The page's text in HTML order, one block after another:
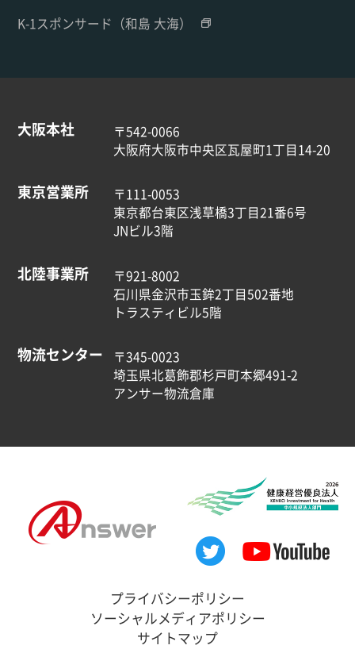
K-1スポンサード（和島 大海）
大阪本社
〒542-0066
大阪府大阪市中央区瓦屋町1丁目14-20
東京営業所
〒111-0053
東京都台東区浅草橋3丁目21番6号
JNビル3階
北陸事業所
〒921-8002
石川県金沢市玉鉾2丁目502番地
トラスティビル5階
物流センター
〒345-0023
埼玉県北葛飾郡杉戸町本郷491-2
アンサー物流倉庫
プライバシーポリシー
ソーシャルメディアポリシー
サイトマップ